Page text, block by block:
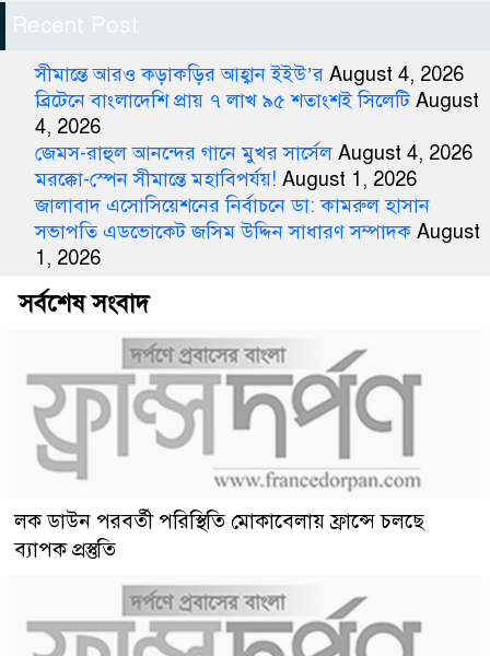
Recent Post
সীমান্তে আরও কড়াকড়ির আহ্বান ইইউ’র August 4, 2026
ব্রিটেনে বাংলাদেশি প্রায় ৭ লাখ ৯৫ শতাংশই সিলেটি August
4, 2026
জেমস-রাহুল আনন্দের গানে মুখর সার্সেল August 4, 2026
মরক্কো-স্পেন সীমান্তে মহাবিপর্যয়! August 1, 2026
জালাবাদ এসোসিয়েশনের নির্বাচনে ডা: কামরুল হাসান
সভাপতি এডভোকেট জসিম উদ্দিন সাধারণ সম্পাদক August
1, 2026
সর্বশেষ সংবাদ
লক ডাউন পরবর্তী পরিস্থিতি মোকাবেলায় ফ্রান্সে চলছে
ব্যাপক প্রস্তুতি